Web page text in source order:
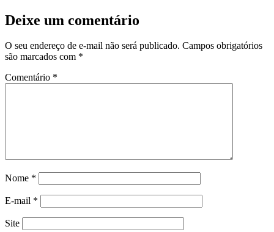
Deixe um comentário
O seu endereço de e-mail não será publicado. Campos obrigatórios
são marcados com *
Comentário *
Nome *
E-mail *
Site